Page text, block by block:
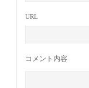
URL
コメント内容